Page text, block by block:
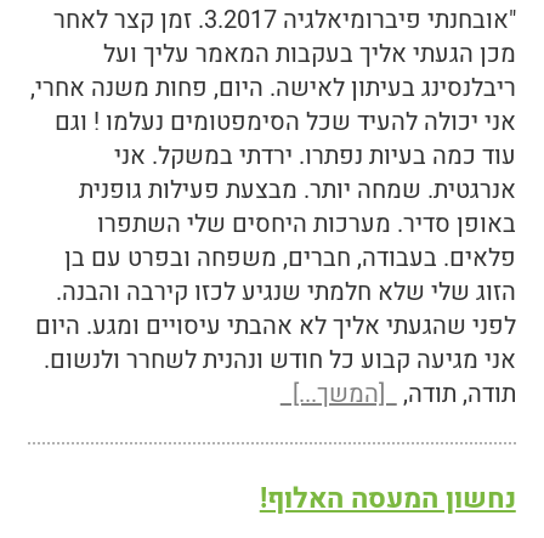
"אובחנתי פיברומיאלגיה 3.2017. זמן קצר לאחר
מכן הגעתי אליך בעקבות המאמר עליך ועל
ריבלנסינג בעיתון לאישה. היום, פחות משנה אחרי,
אני יכולה להעיד שכל הסימפטומים נעלמו ! וגם
עוד כמה בעיות נפתרו. ירדתי במשקל. אני
אנרגטית. שמחה יותר. מבצעת פעילות גופנית
באופן סדיר. מערכות היחסים שלי השתפרו
פלאים. בעבודה, חברים, משפחה ובפרט עם בן
הזוג שלי שלא חלמתי שנגיע לכזו קירבה והבנה.
לפני שהגעתי אליך לא אהבתי עיסויים ומגע. היום
אני מגיעה קבוע כל חודש ונהנית לשחרר ולנשום.
תודה, תודה, [המשך...]
נחשון המעסה האלוף!